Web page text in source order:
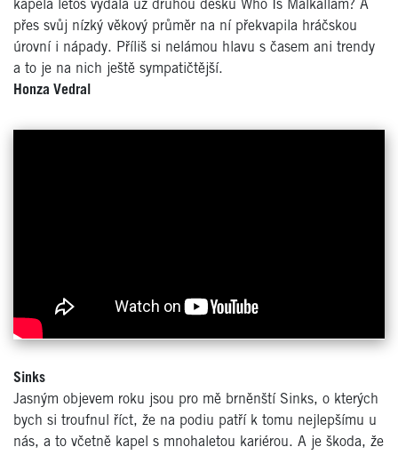
kapela letos vydala už druhou desku Who Is Malkallam? A
přes svůj nízký věkový průměr na ní překvapila hráčskou
úrovní i nápady. Příliš si nelámou hlavu s časem ani trendy
a to je na nich ještě sympatičtější.
Honza Vedral
Sinks
Jasným objevem roku jsou pro mě brněnští Sinks, o kterých
bych si troufnul říct, že na podiu patří k tomu nejlepšímu u
nás, a to včetně kapel s mnohaletou kariérou. A je škoda, že